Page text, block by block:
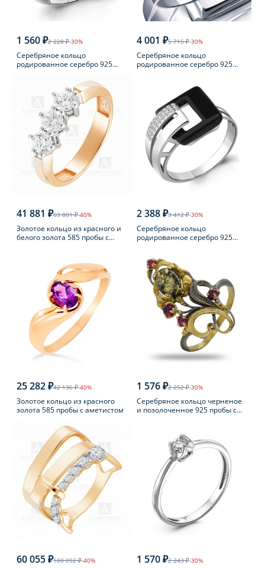
1 560 ₽2 228 ₽-30%
Серебряное кольцо
родированное серебро 925
4 001 ₽5 715 ₽-30%
Серебряное кольцо
родированное серебро 925
41 881 ₽69 801 ₽-40%
Золотое кольцо из красного и
белого золота 585 пробы с
2 388 ₽3 412 ₽-30%
Серебряное кольцо
родированное серебро 925
25 282 ₽42 136 ₽-40%
Золотое кольцо из красного
золота 585 пробы с аметистом
1 576 ₽2 252 ₽-30%
Серебряное кольцо черненое
и позолоченное 925 пробы с
60 055 ₽100 092 ₽-40% 1 570 ₽2 243 ₽-30%